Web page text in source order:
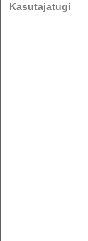
Kasutajatugi